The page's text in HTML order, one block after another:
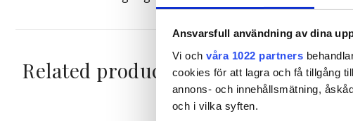
Ansvarsfull användning av dina
Vi och våra 1022 partners
cookies för att lagra och få tillgång
annons- och innehållsmätning,
och i vilka syften.
Related products